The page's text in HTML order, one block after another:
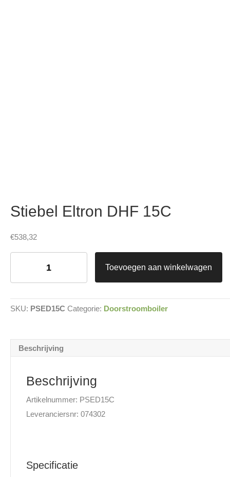
Stiebel Eltron DHF 15C
€538,32
Stiebel
15C
Toevoegen aan winkelwagen
SKU: PSED15C Categorie: Doorstroomboiler
Beschrijving
Beschrijving
Artikelnummer: PSED15C
Leveranciersnr: 074302
Specificatie